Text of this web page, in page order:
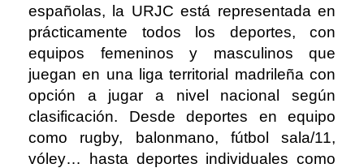
españolas, la URJC está representada en
prácticamente todos los deportes, con
equipos femeninos y masculinos que
juegan en una liga territorial madrileña con
opción a jugar a nivel nacional según
clasificación. Desde deportes en equipo
como rugby, balonmano, fútbol sala/11,
vóley… hasta deportes individuales como